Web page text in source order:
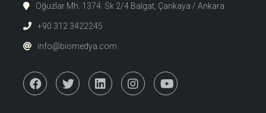
Oğuzlar Mh. 1374. Sk 2/4 Balgat, Çankaya / Ankara
+90 312 3422245
info@biomedya.com